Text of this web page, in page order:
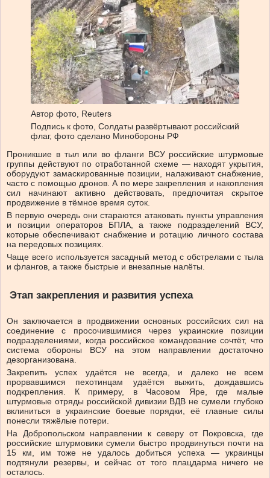
Автор фото, Reuters
Подпись к фото, Солдаты развёртывают российский
флаг, фото сделано Минобороны РФ
Проникшие в тыл или во фланги ВСУ российские штурмовые
группы действуют по отработанной схеме — находят укрытия,
оборудуют замаскированные позиции, налаживают снабжение,
часто с помощью дронов. А по мере закрепления и накопления
сил начинают активно действовать, предпочитая скрытое
продвижение в тёмное время суток.
В первую очередь они стараются атаковать пункты управления
и позиции операторов БПЛА, а также подразделений ВСУ,
которые обеспечивают снабжение и ротацию личного состава
на передовых позициях.
Чаще всего используется засадный метод с обстрелами с тыла
и флангов, а также быстрые и внезапные налёты.
Этап закрепления и развития успеха
Он заключается в продвижении основных российских сил на
соединение с просочившимися через украинские позиции
подразделениями, когда российское командование сочтёт, что
система обороны ВСУ на этом направлении достаточно
дезорганизована.
Закрепить успех удаётся не всегда, и далеко не всем
прорвавшимся пехотинцам удаётся выжить, дождавшись
подкрепления. К примеру, в Часовом Яре, где малые
штурмовые отряды российской дивизии ВДВ не сумели глубоко
вклиниться в украинские боевые порядки, её главные силы
понесли тяжёлые потери.
На Добропольском направлении к северу от Покровска, где
российские штурмовики сумели быстро продвинуться почти на
15 км, им тоже не удалось добиться успеха — украинцы
подтянули резервы, и сейчас от того плацдарма ничего не
осталось.